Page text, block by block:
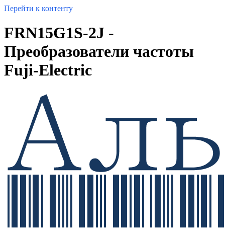
Перейти к контенту
FRN15G1S-2J -
Преобразователи частоты
Fuji-Electric